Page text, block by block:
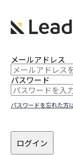
メールアドレス
パスワード
パスワードを忘れた方
ログイン